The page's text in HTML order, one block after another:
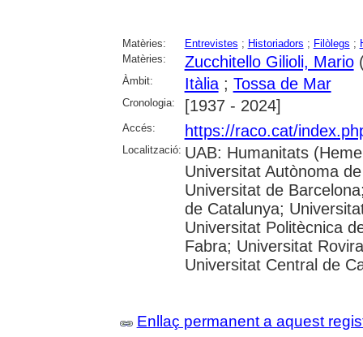
Matèries: Entrevistes ; Historiadors ; Filòlegs ;
Matèries:
Zucchitello Gilioli, Mario
Àmbit: Itàlia; Tossa de Mar
Cronologia: [1937 - 2024]
Accés: https://raco.cat/
Localització: UAB: Humanitats
Universitat Autònoma
Universitat de
de Catalunya;
Universitat Politècnica
Fabra; Universitat
Universitat Central de
Enllaç permanent a aquest